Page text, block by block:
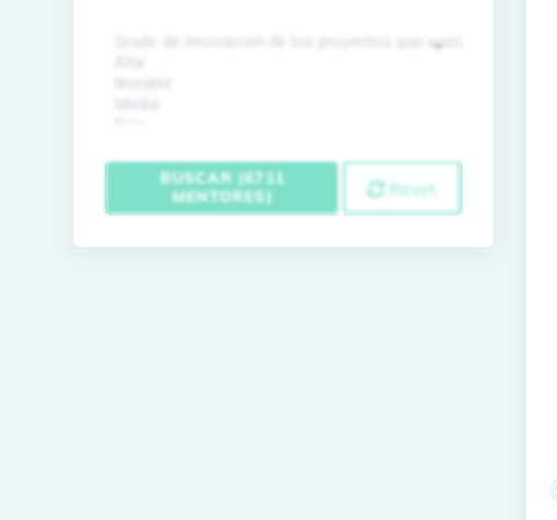
BUSCAR (6711
MENTORES)
Reset